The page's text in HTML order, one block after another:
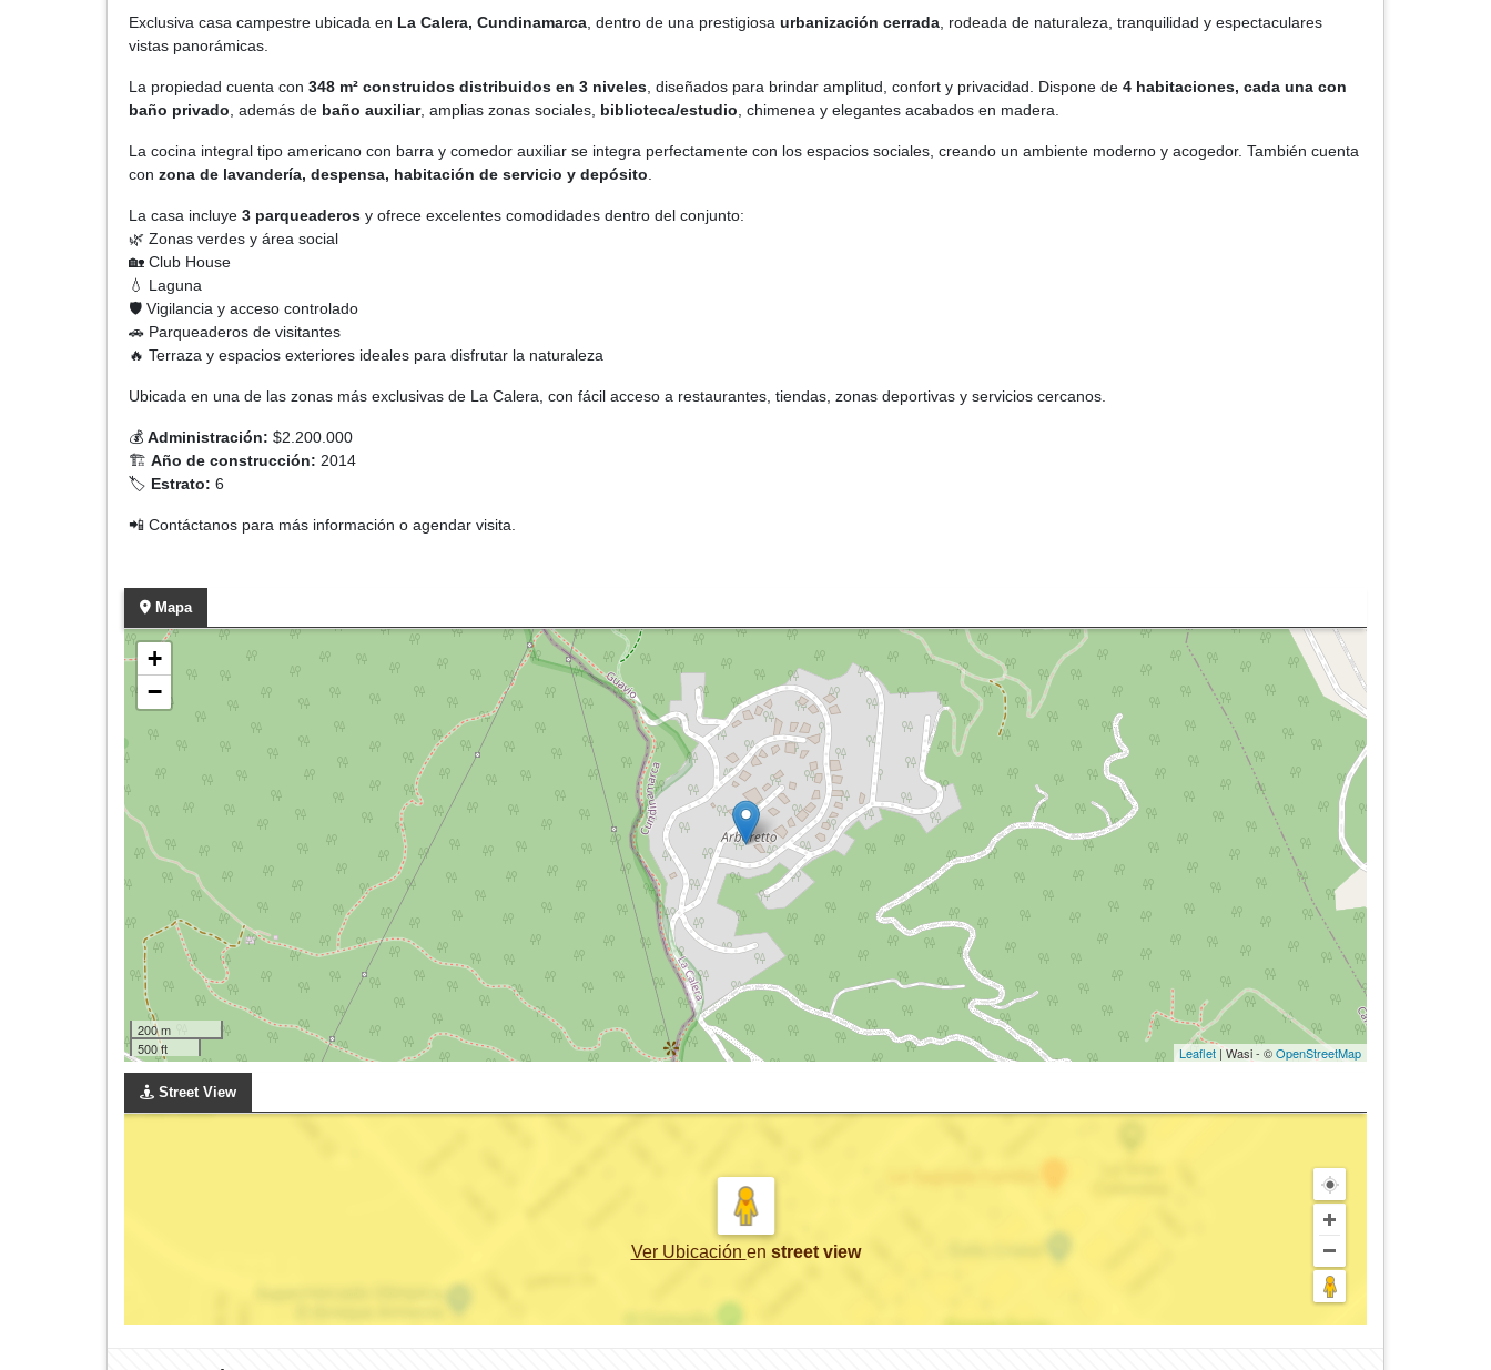
Exclusiva casa campestre ubicada en La Calera, Cundinamarca , dentro de una prestigiosa urbanización cerrada , rodeada de naturaleza, tranquilidad y espectaculares
vistas panorámicas.
La propiedad cuenta con 348 m² construidos distribuidos en 3 niveles , diseñados para brindar amplitud, confort y privacidad. Dispone de 4 habitaciones, cada una con
baño privado , además de baño auxiliar, amplias zonas sociales, biblioteca/estudio , chimenea y elegantes acabados en madera.
La cocina integral tipo americano con barra y comedor auxiliar se integra perfectamente con los espacios sociales, creando un ambiente moderno y acogedor. También cuenta
con zona de lavandería, despensa, habitación de servicio y depósito
La casa incluye 3 parqueaderos y ofrece excelentes comodidades dentro del conjunto:
🌿 Zonas verdes y área social
🏡 Club House
💧 Laguna
🛡️ Vigilancia y acceso controlado
🚗 Parqueaderos de visitantes
🔥 Terraza y espacios exteriores ideales para disfrutar la naturaleza
Ubicada en una de las zonas más exclusivas de La Calera, con fácil acceso a restaurantes, tiendas, zonas deportivas y servicios cercanos.
💰 Administración: $2.200.000
🏗️ Año de construcción: 2014
🏷️ Estrato: 6
📲 Contáctanos para más información o agendar visita.
Mapa
+
−
200 m
500 ft
Leaflet | Wasi - ©OpenStreetMap
Street View
Ver Ubicación en street view